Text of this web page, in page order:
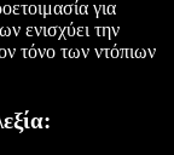
για
ενισχύει την
τόνο των ντόπιων